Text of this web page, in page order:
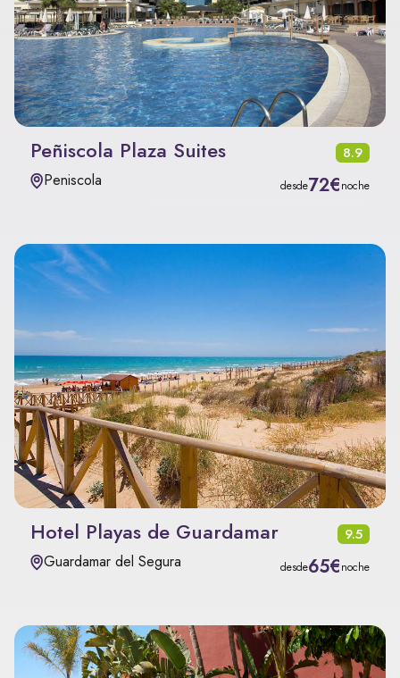
Peñiscola Plaza Suites 8.9
Peniscola desde72€noche
Hotel Playas de Guardamar 9.5
Guardamar del Segura desde65€noche